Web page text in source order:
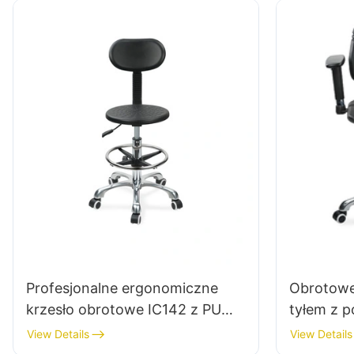
dla laboratoriów &
pomieszczenia czyste
Profesjonalne ergonomiczne
krzesło obrotowe IC142 z PU
Backrest & Podłokietniki
View Details
tyłem z
View Details